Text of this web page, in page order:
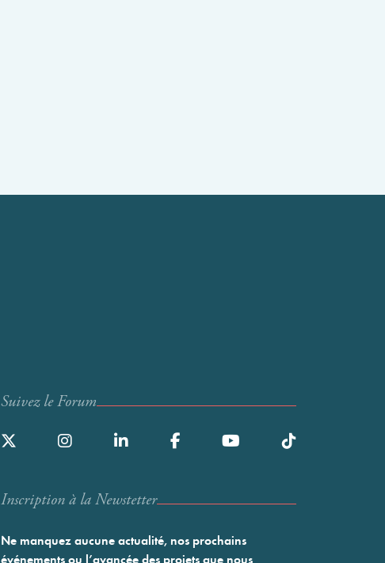
Suivez le Forum
Inscription à la Newstetter
Ne manquez aucune actualité, nos prochains
événements ou l’avancée des projets que nous